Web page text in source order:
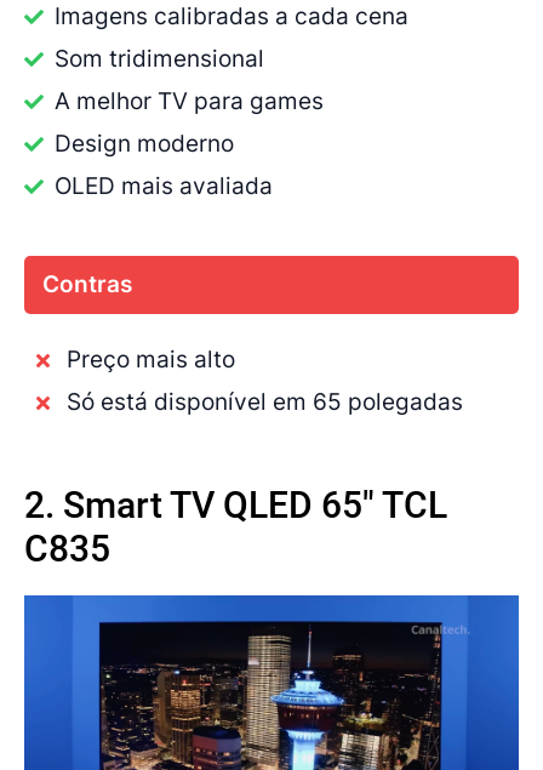
Imagens calibradas a cada cena
Som tridimensional
A melhor TV para games
Design moderno
OLED mais avaliada
Contras
Preço mais alto
Só está disponível em 65 polegadas
2. Smart TV QLED 65" TCL
C835